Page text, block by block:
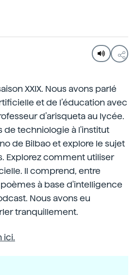
XXIX. Nous avons parlé
et de l’éducation avec
d’arisqueta au lycée.
de techniologie à l'institut
de Bilbao et explore le sujet
Explorez comment utiliser
Il comprend, entre
à base d'intelligence
Nous avons eu
tranquillement.
ici.